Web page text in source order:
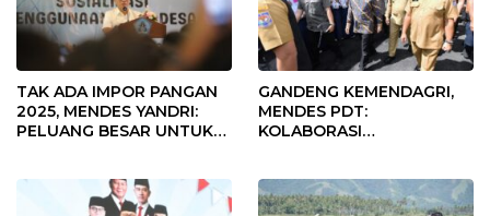
TAK ADA IMPOR PANGAN
2025, MENDES YANDRI:
PELUANG BESAR UNTUK
GANDENG KEMENDAGRI,
MENDES PDT:
KOLABORASI